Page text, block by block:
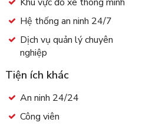
Hệ thống an ninh 24/7
Dịch vụ quản lý chuyên
nghiệp
Tiện ích khác
An ninh 24/24
Công viên